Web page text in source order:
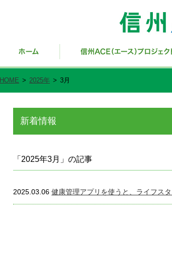
HOME > 2025年 > 3月
新着情報
「2025年3月」の記事
2025.03.06 健康管理アプリを使うと、ライフス